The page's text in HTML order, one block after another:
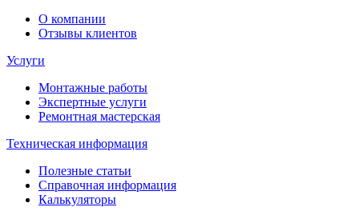
О компании
Отзывы клиентов
Услуги
Монтажные работы
Экспертные услуги
Ремонтная мастерская
Техническая информация
Полезные статьи
Справочная информация
Калькуляторы